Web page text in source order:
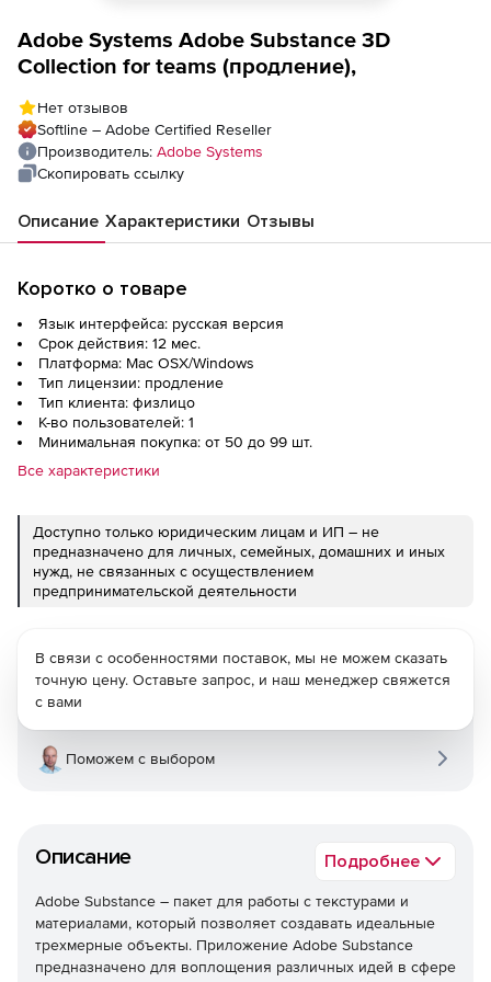
Adobe Systems Adobe Substance 3D
Collection for teams (продление),
Нет отзывов
Softline – Adobe Certified Reseller
Производитель: Adobe Systems
Скопировать ссылку
Описание Характеристики Отзывы
Коротко о товаре
Язык интерфейса: русская версия
Срок действия: 12 мес.
Платформа: Mac OSX/Windows
Тип лицензии: продление
Тип клиента: физлицо
К-во пользователей: 1
Минимальная покупка: от 50 до 99 шт.
Все характеристики
Доступно только юридическим лицам и ИП – не
предназначено для личных, семейных, домашних и иных
нужд, не связанных с осуществлением
предпринимательской деятельности
Описание Подробнее
Adobe Substance – пакет для работы с текстурами и
материалами, который позволяет создавать идеальные
трехмерные объекты. Приложение Adobe Substance
предназначено для воплощения различных идей в сфере
В связи с особенностями поставок, мы не можем сказать
точную цену. Оставьте запрос, и наш менеджер свяжется
с вами
Поможем с выбором